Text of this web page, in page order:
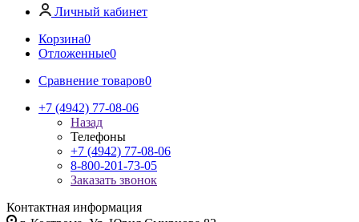
Личный кабинет
Корзина0
Отложенные0
Сравнение товаров0
+7 (4942) 77-08-06
Назад
Телефоны
+7 (4942) 77-08-06
8-800-201-73-05
Заказать звонок
Контактная информация